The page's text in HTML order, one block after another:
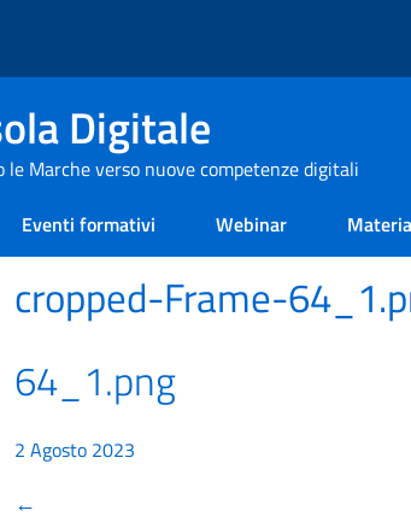
Digitale
le Marche verso nuove competenze digitali
Eventi formativi Webinar
cropped-Frame-
64_1.png
2 Agosto 2023
←